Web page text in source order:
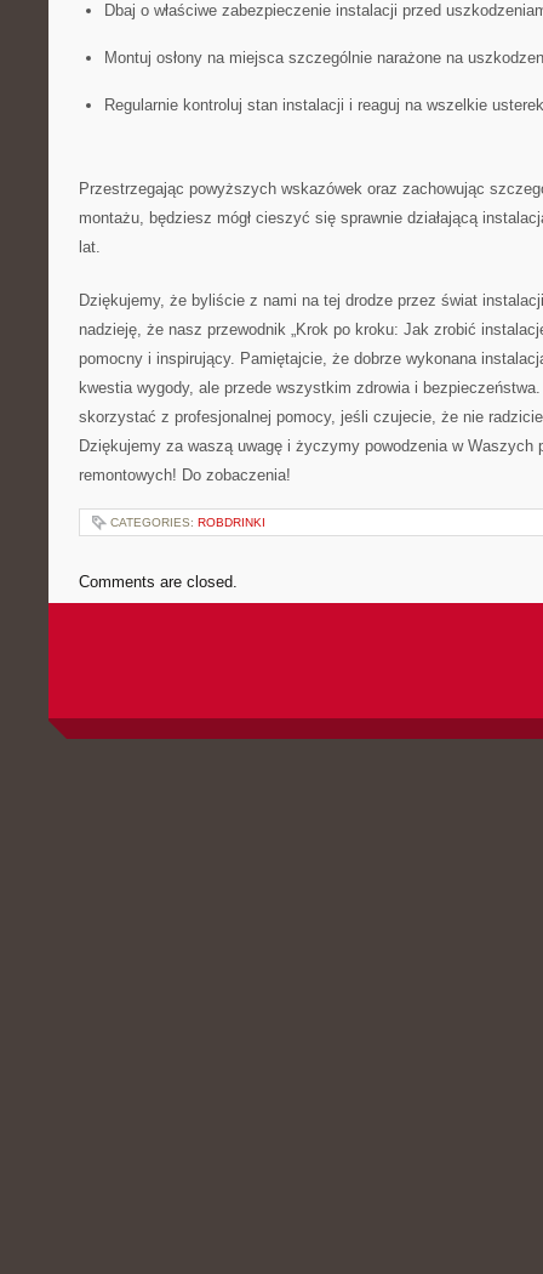
Dbaj o właściwe​ zabezpieczenie instalacji​ przed
Montuj osłony na ​miejsca szczególnie narażone na⁣
Regularnie kontroluj ‍stan instalacji i reaguj na wszelkie
Przestrzegając powyższych ⁣wskazówek oraz zachowując
montażu, będziesz ​mógł‌ cieszyć się⁣ sprawnie działającą
⁣lat.
Dziękujemy, że byliście z nami na tej drodze⁢ przez świat
nadzieję, ⁤że⁢ nasz ⁣przewodnik „Krok po kroku:​ Jak ⁢zrobić
⁢pomocny i inspirujący. Pamiętajcie, że dobrze wykonana⁢
⁤kwestia wygody, ale ⁣przede‌ wszystkim zdrowia⁣ i
skorzystać z profesjonalnej ⁢pomocy, jeśli⁤ czujecie,⁤ że nie
Dziękujemy za waszą uwagę i życzymy⁤ powodzenia⁤ w Waszych
remontowych! ⁤Do zobaczenia!
CATEGORIES: ROBDRINKI
Comments are closed.